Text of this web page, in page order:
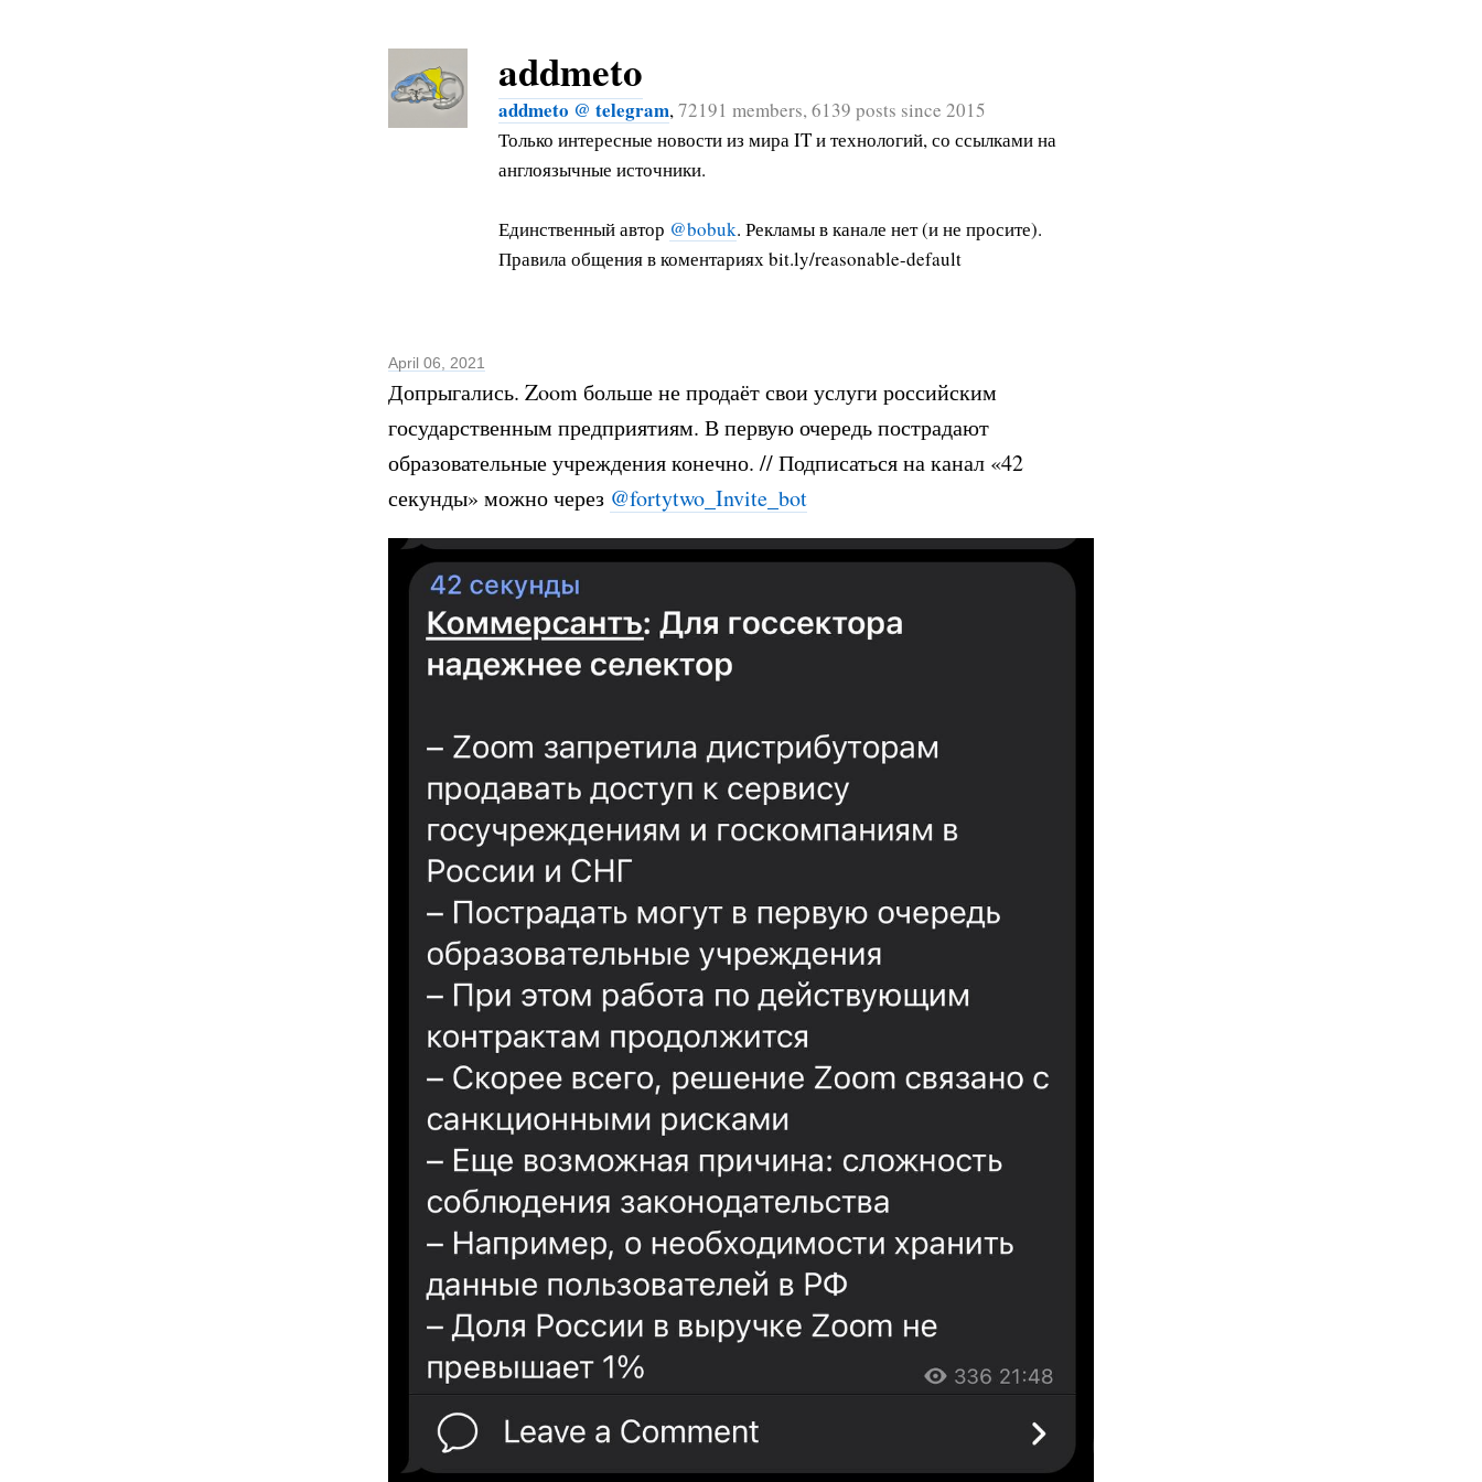
addmeto
addmeto @ telegram,72191 members, 6139 posts since 2015
Только интересные новости из мира IT и технологий, со ссылками на
англоязычные источники.
Единственный автор @bobuk. Рекламы в канале нет (и не просите).
Правила общения в коментариях bit.ly/reasonable-default
April 06, 2021
Допрыгались. Zoom больше не продаёт свои услуги российским
государственным предприятиям. В первую очередь пострадают
образовательные учреждения конечно. // Подписаться на канал «42
секунды» можно через @fortytwo_Invite_bot